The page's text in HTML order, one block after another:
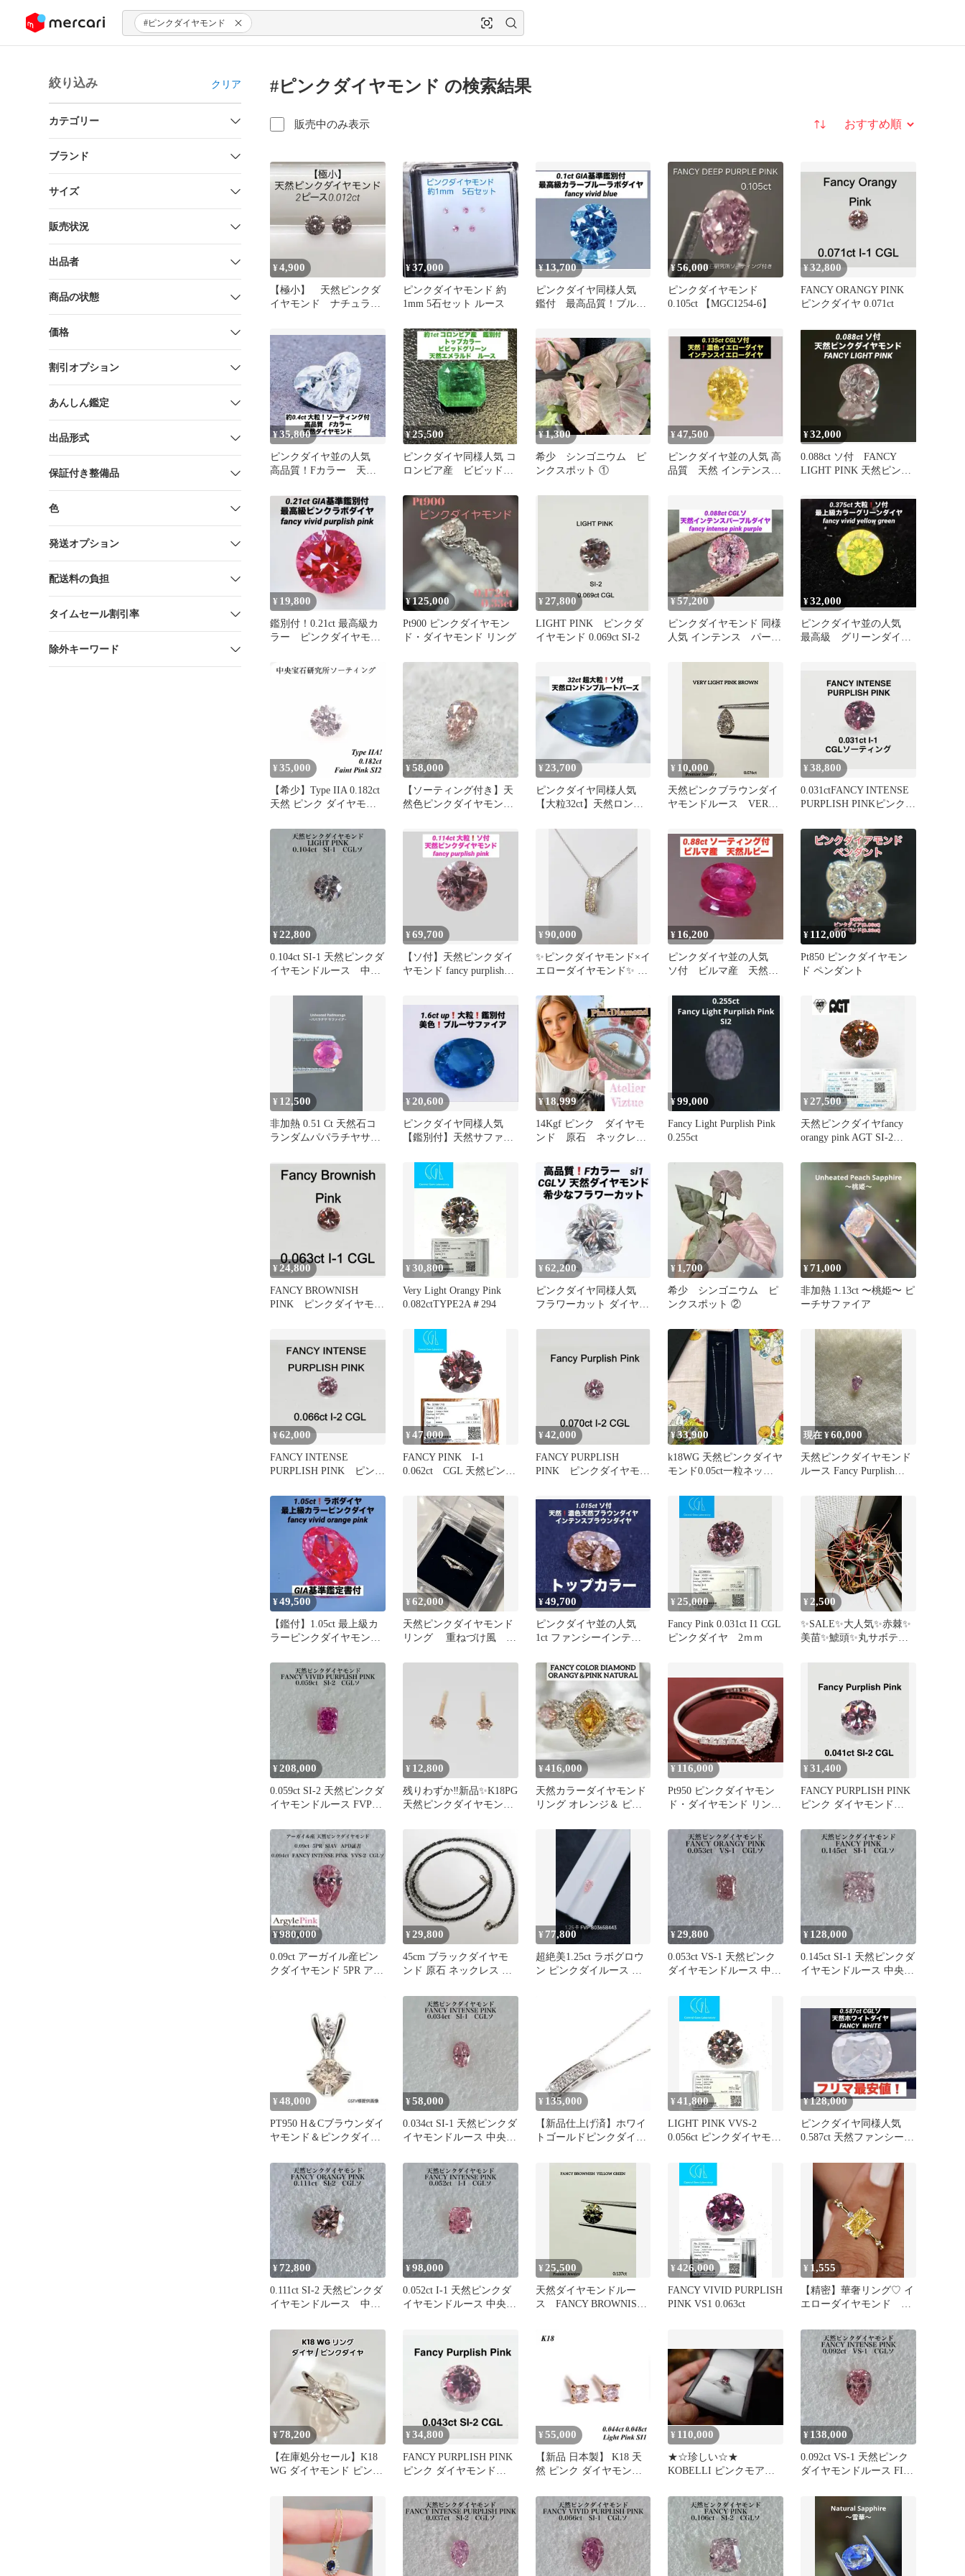
ツにスキップ #ピンクダイヤモンド
絞り込み クリア
カテゴリー
ブランド
サイズ
販売状況
出品者
商品の状態
価格
割引オプション
あんしん鑑定
出品形式
保証付き整備品
色
発送オプション
配送料の負担
タイムセール割引率
除外キーワード
#ピンクダイヤモンド の検索結果
販売中のみ表示 並び替え
¥4,900
【極小】 天然ピンクダ
イヤモンド ナチュラル
¥37,000
ピンクダイヤモンド 約
1mm 5石セット ルース
¥13,700
ピンクダイヤ同様人気
鑑付 最高品質！ブルー
¥56,000
ピンクダイヤモンド
0.105ct 【MGC1254-6】
¥32,800
FANCY ORANGY PINK
ピンクダイヤ 0.071ct
¥35,800
ピンクダイヤ並の人気
高品質！Fカラー 天然
ース
¥25,500
ピンクダイヤ同様人気 コ
ロンビア産 ビビッドグ
ース
¥1,300
希少 シンゴニウム ピ
ンクスポット ①
¥47,500
ピンクダイヤ並の人気 高
品質 天然 インテンスイ
¥32,000
0.088ct ソ付 FANCY
LIGHT PINK 天然ピンク
¥ 19,800
鑑別付！0.21ct 最高級カ
ラー ピンクダイヤモン
¥125,000
Pt900 ピンクダイヤモン
ド・ダイヤモンド リング
¥27,800
LIGHT PINK ピンクダ
イヤモンド 0.069ct SI-2
¥57,200
ピンクダイヤモンド 同様
人気 インテンス パープ
¥32,000
ピンクダイヤ並の人気
最高級 グリーンダイヤ
¥ 35,000
【希少】Type IIA 0.182ct
天然 ピンク ダイヤモン
¥58,000
【ソーティング付き】天
然色ピンクダイヤモンド
¥ 23,700
ピンクダイヤ同様人気
【大粒32ct】天然ロンド
鑑別書付
¥ 10,000
天然ピンクブラウンダイ
ヤモンドルース VERY
¥38,800
0.031ctFANCY INTENSE
PURPLISH PINKピンクダ
¥22,800
0.104ct SI-1 天然ピンクダ
イヤモンドルース 中央
¥69,700
【ソ付】天然ピンクダイ
ヤモンド fancy purplish
¥90,000
✨ピンクダイヤモンド×イ
エローダイヤモンド✨ 合
¥ 16,200
ピンクダイヤ並の人気
ソ付 ビルマ産 天然ル
¥ 112,000
Pt850 ピンクダイヤモン
ド ペンダント
¥ 12,500
非加熱 0.51 Ct 天然石コ
ランダムパパラチヤサフ
¥20,600
ピンクダイヤ同様人気
【鑑別付】天然サファイ
¥18,999
14Kgf ピンク ダイヤモ
ンド 原石 ネックレ
ゼント
¥99,000
Fancy Light Purplish Pink
0.255ct
¥ 27,500
天然ピンクダイヤfancy
orangy pink AGT SI-2
¥24,800
FANCY BROWNISH
PINK ピンクダイヤモン
¥30,800
Very Light Orangy Pink
0.082ctTYPE2A＃294
¥62,200
ピンクダイヤ同様人気
フラワーカット ダイヤモ
ソ付
¥ 1,700
希少 シンゴニウム ピ
ンクスポット ②
¥71,000
非加熱 1.13ct 〜桃姫〜 ピ
ーチサファイア
¥62,000
FANCY INTENSE
PURPLISH PINK ピンク
¥47,000
FANCY PINK I-1
0.062ct CGL 天然ピンク
¥42,000
FANCY PURPLISH
PINK ピンクダイヤモン
¥33,900
k18WG 天然ピンクダイヤ
モンド0.05ct一粒ネック
現在 ¥60,000
天然ピンクダイヤモンド
ルース Fancy Purplish
¥49,500
【鑑付】1.05ct 最上級カ
ラーピンクダイヤモンド
¥62,000
天然ピンクダイヤモンド
リング 重ねづけ風
¥49,700
ピンクダイヤ並の人気
1ct ファンシーインテン
ド ルース
¥ 25,000
Fancy Pink 0.031ct I1 CGL
ピンクダイヤ 2ｍｍ
¥ 2,500
✨SALE✨大人気✨赤棘✨
美苗✨鯱頭✨丸サボテン
¥208,000
0.059ct SI-2 天然ピンクダ
イヤモンドルース FVPP
¥ 12,800
残りわずか‼️新品✨K18PG
天然ピンクダイヤモンド
¥416,000
天然カラーダイヤモンド
リング オレンジ＆ ピン
¥ 116,000
Pt950 ピンクダイヤモン
ド・ダイヤモンド リング
¥31,400
FANCY PURPLISH PINK
ピンク ダイヤモンド
¥980,000
0.09ct アーガイル産ピン
クダイヤモンド 5PR アー
¥29,800
45cm ブラックダイヤモ
ンド 原石 ネックレス シ
¥ 77,800
超絶美1.25ct ラボグロウ
ン ピンクダイルース 桜
¥29,800
0.053ct VS-1 天然ピンク
ダイヤモンドルース 中央
¥ 128,000
0.145ct SI-1 天然ピンクダ
イヤモンドルース 中央宝
¥ 48,000
PT950 H＆Cブラウンダイ
ヤモンド＆ピンクダイヤ
¥58,000
0.034ct SI-1 天然ピンクダ
イヤモンドルース 中央宝
¥ 135,000
【新品仕上げ済】ホワイ
トゴールドピンクダイヤ
ネックレス
¥41,800
LIGHT PINK VVS-2
0.056ct ピンクダイヤモン
¥128,000
ピンクダイヤ同様人気
0.587ct 天然ファンシーホ
¥72,800
0.111ct SI-2 天然ピンクダ
イヤモンドルース 中央
¥98,000
0.052ct I-1 天然ピンクダ
イヤモンドルース 中央宝
¥25,500
天然ダイヤモンドルー
ス FANCY BROWNISH
¥426,000
FANCY VIVID PURPLISH
PINK VS1 0.063ct
¥ 1,555
【精密】華奢リング♡ イ
エローダイヤモンド ゴ
¥ 78,200
【在庫処分セール】K18
WG ダイヤモンド ピンク
¥34,800
FANCY PURPLISH PINK
ピンク ダイヤモンド
¥ 55,000
【新品 日本製】 K18 天
然 ピンク ダイヤモンド
¥ 110,000
★☆珍しい☆★
KOBELLI ピンクモアッ
輪 婚約指輪
¥ 138,000
0.092ct VS-1 天然ピンク
ダイヤモンドルース FIP